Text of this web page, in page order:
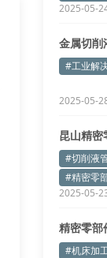
2025-05-
金属切削
#工业解
2025-05-
昆山精
为您揭秘
#切削液
#精密零
2025-05-
精密零部
#机床加